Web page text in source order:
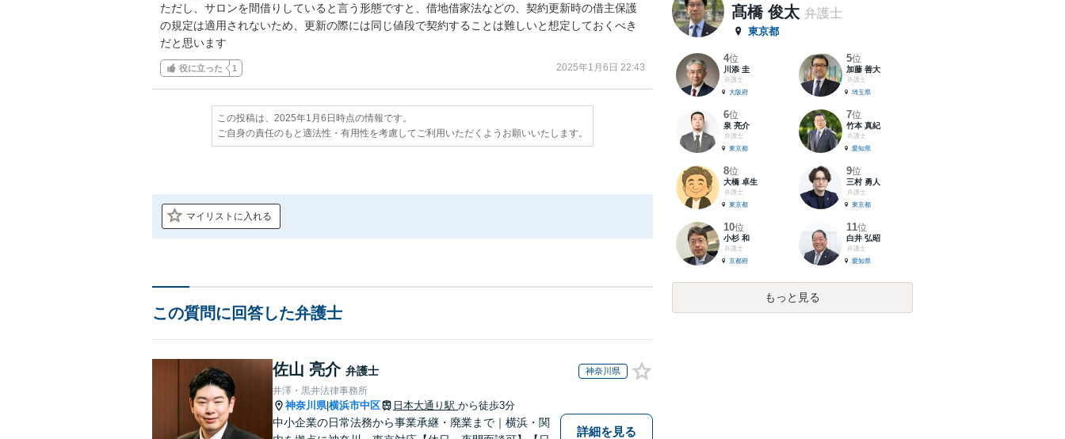
ただし、サロンを間借りしていると言う形態ですと、借地借家法などの、契約更新時の借主保護
の規定は適用されないため、更新の際には同じ値段で契約することは難しいと想定しておくべき
だと思います
役に立った 1 2025年1月6日 22:43
この投稿は、2025年1月6日時点の情報です。
ご自身の責任のもと適法性・有用性を考慮してご利用いただくようお願いいたします。
マイリストに入れる
この質問に回答した弁護士
佐山 亮介 弁護士 神奈川県
井澤・黒井法律事務所
神奈川県|横浜市中区 日本大通り駅 から徒歩3分
中小企業の日常法務から事業承継・廃業まで｜横浜・関
詳細を見る
髙橋 俊太 弁護士
東京都
4位
川添 圭
弁護士
大阪府
5位
加藤 善大
弁護士
埼玉県
6位
泉 亮介
弁護士
東京都
7位
竹本 真紀
弁護士
愛知県
8位
大橋 卓生
弁護士
東京都
9位
三村 勇人
弁護士
東京都
10位
小杉 和
弁護士
京都府
11位
白井 弘昭
弁護士
愛知県
もっと見る